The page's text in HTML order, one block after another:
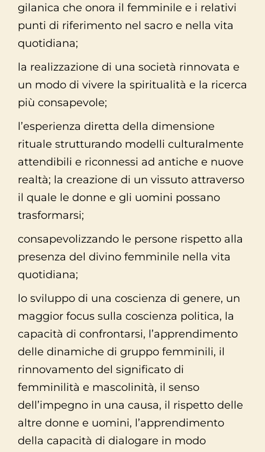
gilanica che onora il femminile e i relativi
punti di riferimento nel sacro e nella vita
quotidiana;
la realizzazione di una società rinnovata e
un modo di vivere la spiritualità e la ricerca
più consapevole;
l’esperienza diretta della dimensione
rituale strutturando modelli culturalmente
attendibili e riconnessi ad antiche e nuove
realtà; la creazione di un vissuto attraverso
il quale le donne e gli uomini possano
trasformarsi;
consapevolizzando le persone rispetto alla
presenza del divino femminile nella vita
quotidiana;
lo sviluppo di una coscienza di genere, un
maggior focus sulla coscienza politica, la
capacità di confrontarsi, l’apprendimento
delle dinamiche di gruppo femminili, il
rinnovamento del significato di
femminilità e mascolinità, il senso
dell’impegno in una causa, il rispetto delle
altre donne e uomini, l’apprendimento
della capacità di dialogare in modo